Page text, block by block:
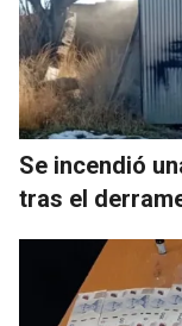
Se incendió
tras el